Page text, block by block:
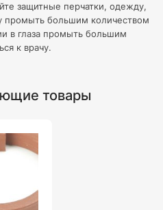
защитные перчатки, одежду,
промыть большим количеством
в глаза промыть большим
к врачу.
товары